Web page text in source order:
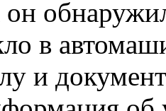
он
в
и